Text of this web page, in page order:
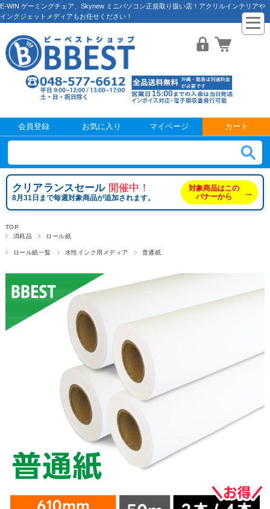
E-WIN ゲーミングチェア、Skynew ミニパソコン正規取り扱い店！アクリルインテリアや
インクジェットメディアもお任せください！
会員登録 お気に入り マイページ カート
クリアランスセール 開催中！
8月31日まで毎週対象商品が追加されます。
対象商品はこの
バナーから
→
TOP
消耗品
ロール紙
ロール紙一覧 水性インク用メディア 普通紙